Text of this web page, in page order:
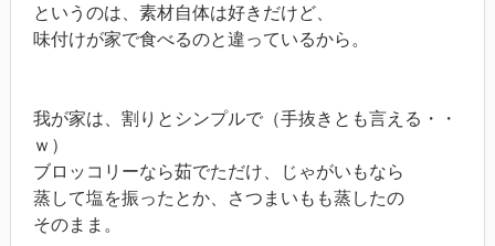
というのは、素材自体は好きだけど、
味付けが家で食べるのと違っているから。
我が家は、割りとシンプルで（手抜きとも言える・・
ｗ）
ブロッコリーなら茹でただけ、じゃがいもなら
蒸して塩を振ったとか、さつまいもも蒸したの
そのまま。